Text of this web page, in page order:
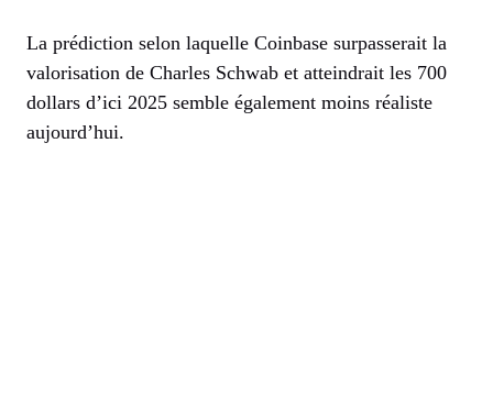
La prédiction selon laquelle Coinbase surpasserait la
valorisation de Charles Schwab et atteindrait les 700
dollars d’ici 2025 semble également moins réaliste
aujourd’hui.